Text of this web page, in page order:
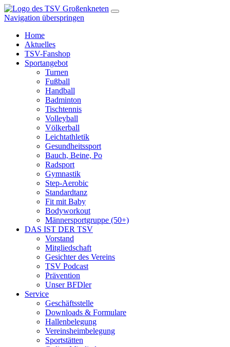
Navigation überspringen
Home
Aktuelles
TSV-Fanshop
Sportangebot
Turnen
Fußball
Handball
Badminton
Tischtennis
Volleyball
Völkerball
Leichtathletik
Gesundheitssport
Bauch, Beine, Po
Radsport
Gymnastik
Step-Aerobic
Standardtanz
Fit mit Baby
Bodyworkout
Männersportgruppe (50+)
DAS IST DER TSV
Vorstand
Mitgliedschaft
Gesichter des Vereins
TSV Podcast
Prävention
Unser BFDler
Service
Geschäftsstelle
Downloads & Formulare
Hallenbelegung
Vereinsheimbelegung
Sportstätten